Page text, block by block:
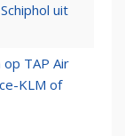
uit
TAP Air
KLM of